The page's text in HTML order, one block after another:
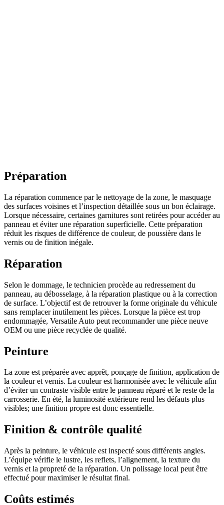
Préparation
La réparation commence par le nettoyage de la zone, le masquage
des surfaces voisines et l’inspection détaillée sous un bon éclairage.
Lorsque nécessaire, certaines garnitures sont retirées pour accéder au
panneau et éviter une réparation superficielle. Cette préparation
réduit les risques de différence de couleur, de poussière dans le
vernis ou de finition inégale.
Réparation
Selon le dommage, le technicien procède au redressement du
panneau, au débosselage, à la réparation plastique ou à la correction
de surface. L’objectif est de retrouver la forme originale du véhicule
sans remplacer inutilement les pièces. Lorsque la pièce est trop
endommagée, Versatile Auto peut recommander une pièce neuve
OEM ou une pièce recyclée de qualité.
Peinture
La zone est préparée avec apprêt, ponçage de finition, application de
la couleur et vernis. La couleur est harmonisée avec le véhicule afin
d’éviter un contraste visible entre le panneau réparé et le reste de la
carrosserie. En été, la luminosité extérieure rend les défauts plus
visibles; une finition propre est donc essentielle.
Finition & contrôle qualité
Après la peinture, le véhicule est inspecté sous différents angles.
L’équipe vérifie le lustre, les reflets, l’alignement, la texture du
vernis et la propreté de la réparation. Un polissage local peut être
effectué pour maximiser le résultat final.
Coûts estimés